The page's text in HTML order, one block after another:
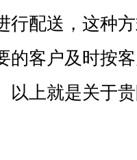
行配送，这种
的客户及时按
以上就是关于